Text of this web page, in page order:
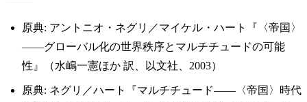
原典: アントニオ・ネグリ／マイケル・ハート『〈帝国〉
——グローバル化の世界秩序とマルチチュードの可能
性』（水嶋一憲ほか 訳、以文社、2003）
原典: ネグリ／ハート『マルチチュード——〈帝国〉時代